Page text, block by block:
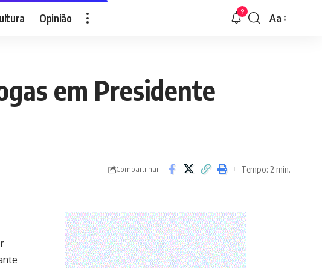
Opinião 9
Font
Aa
em Presidente
Compartilhar Tempo: 2 min.